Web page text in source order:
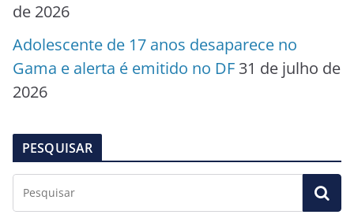
de 2026
Adolescente de 17 anos desaparece no
Gama e alerta é emitido no DF 31 de julho de
2026
PESQUISAR